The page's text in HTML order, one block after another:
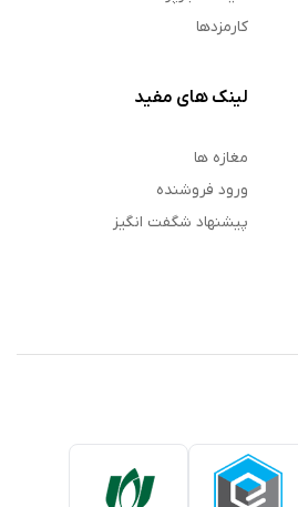
کارمزدها
لینک های مفید
مغازه ها
ورود فروشنده
پیشنهاد شگفت انگیز